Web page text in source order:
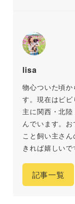
lisa
物心ついた頃
す。現在はビビ
主に関西・北
んでいます。
こと飼い主さ
きれば嬉しいで
記事一覧